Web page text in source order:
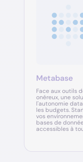
Metabase
Face aux outils
onéreux, une
l'autonomie
les budgets.
vos
bases de
accessibles à